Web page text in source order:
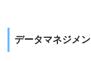
データマネジメ